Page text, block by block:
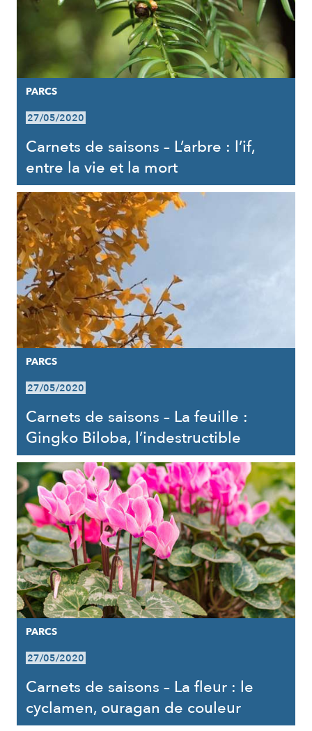
PARCS
27/05/2020
Carnets de saisons – L’arbre : l’if,
entre la vie et la mort
PARCS
27/05/2020
Carnets de saisons – La feuille :
Gingko Biloba, l’indestructible
PARCS
27/05/2020
Carnets de saisons – La fleur : le
cyclamen, ouragan de couleur